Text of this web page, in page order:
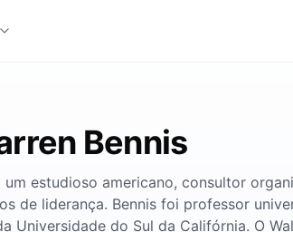
Bennis
um estudioso americano, consultor
de liderança. Bennis foi professor
Universidade do Sul da Califórnia. O